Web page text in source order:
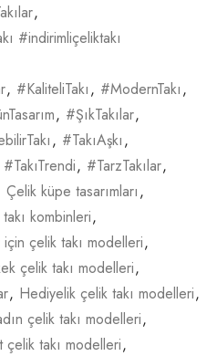
,
#indirimliçeliktakı
, #KaliteliTakı, #ModernTakı,
, #ŞıkTakılar,
, #TakıAşkı,
#TakıTrendi, #TarzTakılar,
Çelik küpe tasarımları,
kombinleri,
çelik takı modelleri,
çelik takı modelleri,
, Hediyelik çelik takı modelleri,
çelik takı modelleri,
çelik takı modelleri,